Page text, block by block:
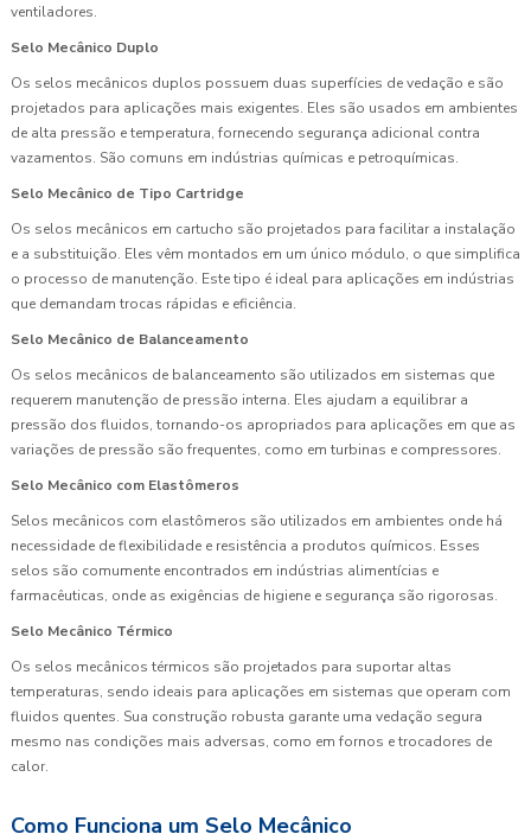
ventiladores.
Selo Mecânico Duplo
Os selos mecânicos duplos possuem duas superfícies de vedação e são
projetados para aplicações mais exigentes. Eles são usados em ambientes
de alta pressão e temperatura, fornecendo segurança adicional contra
vazamentos. São comuns em indústrias químicas e petroquímicas.
Selo Mecânico de Tipo Cartridge
Os selos mecânicos em cartucho são projetados para facilitar a instalação
e a substituição. Eles vêm montados em um único módulo, o que simplifica
o processo de manutenção. Este tipo é ideal para aplicações em indústrias
que demandam trocas rápidas e eficiência.
Selo Mecânico de Balanceamento
Os selos mecânicos de balanceamento são utilizados em sistemas que
requerem manutenção de pressão interna. Eles ajudam a equilibrar a
pressão dos fluidos, tornando-os apropriados para aplicações em que as
variações de pressão são frequentes, como em turbinas e compressores.
Selo Mecânico com Elastômeros
Selos mecânicos com elastômeros são utilizados em ambientes onde há
necessidade de flexibilidade e resistência a produtos químicos. Esses
selos são comumente encontrados em indústrias alimentícias e
farmacêuticas, onde as exigências de higiene e segurança são rigorosas.
Selo Mecânico Térmico
Os selos mecânicos térmicos são projetados para suportar altas
temperaturas, sendo ideais para aplicações em sistemas que operam com
fluidos quentes. Sua construção robusta garante uma vedação segura
mesmo nas condições mais adversas, como em fornos e trocadores de
calor.
Como Funciona um Selo Mecânico